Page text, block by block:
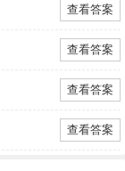
查看答案
查看答案
查看答案
查看答案